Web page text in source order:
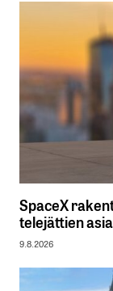
SpaceX
telejättien
9.8.2026